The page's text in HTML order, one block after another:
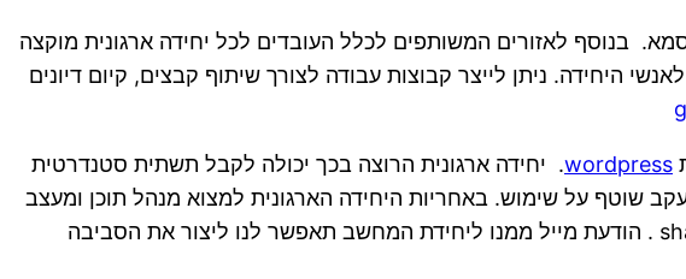
בנוסף לאזורים המשותפים לכלל העובדים לכל יחידה ארגונית מוקצה
היחידה. ניתן לייצר קבוצות עבודה לצורך שיתוף קבצים, קיום דיונים
wordpress. יחידה ארגונית הרוצה בכך יכולה לקבל תשתית סטנדרטית
שוטף על שימוש. באחריות היחידה הארגונית למצוא מנהל תוכן ומעצב
. הודעת מייל ממנו ליחידת המחשב תאפשר לנו ליצור את הסביבה